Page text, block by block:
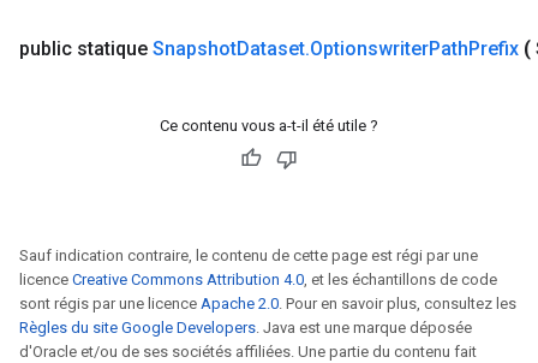
public statique SnapshotDataset.OptionswriterPathPrefix (
Ce contenu vous a-t-il été utile ?
Sauf indication contraire, le contenu de cette page est régi par une
licence Creative Commons Attribution 4.0, et les échantillons de code
sont régis par une licence Apache 2.0. Pour en savoir plus, consultez les
Règles du site Google Developers. Java est une marque déposée
d'Oracle et/ou de ses sociétés affiliées. Une partie du contenu fait